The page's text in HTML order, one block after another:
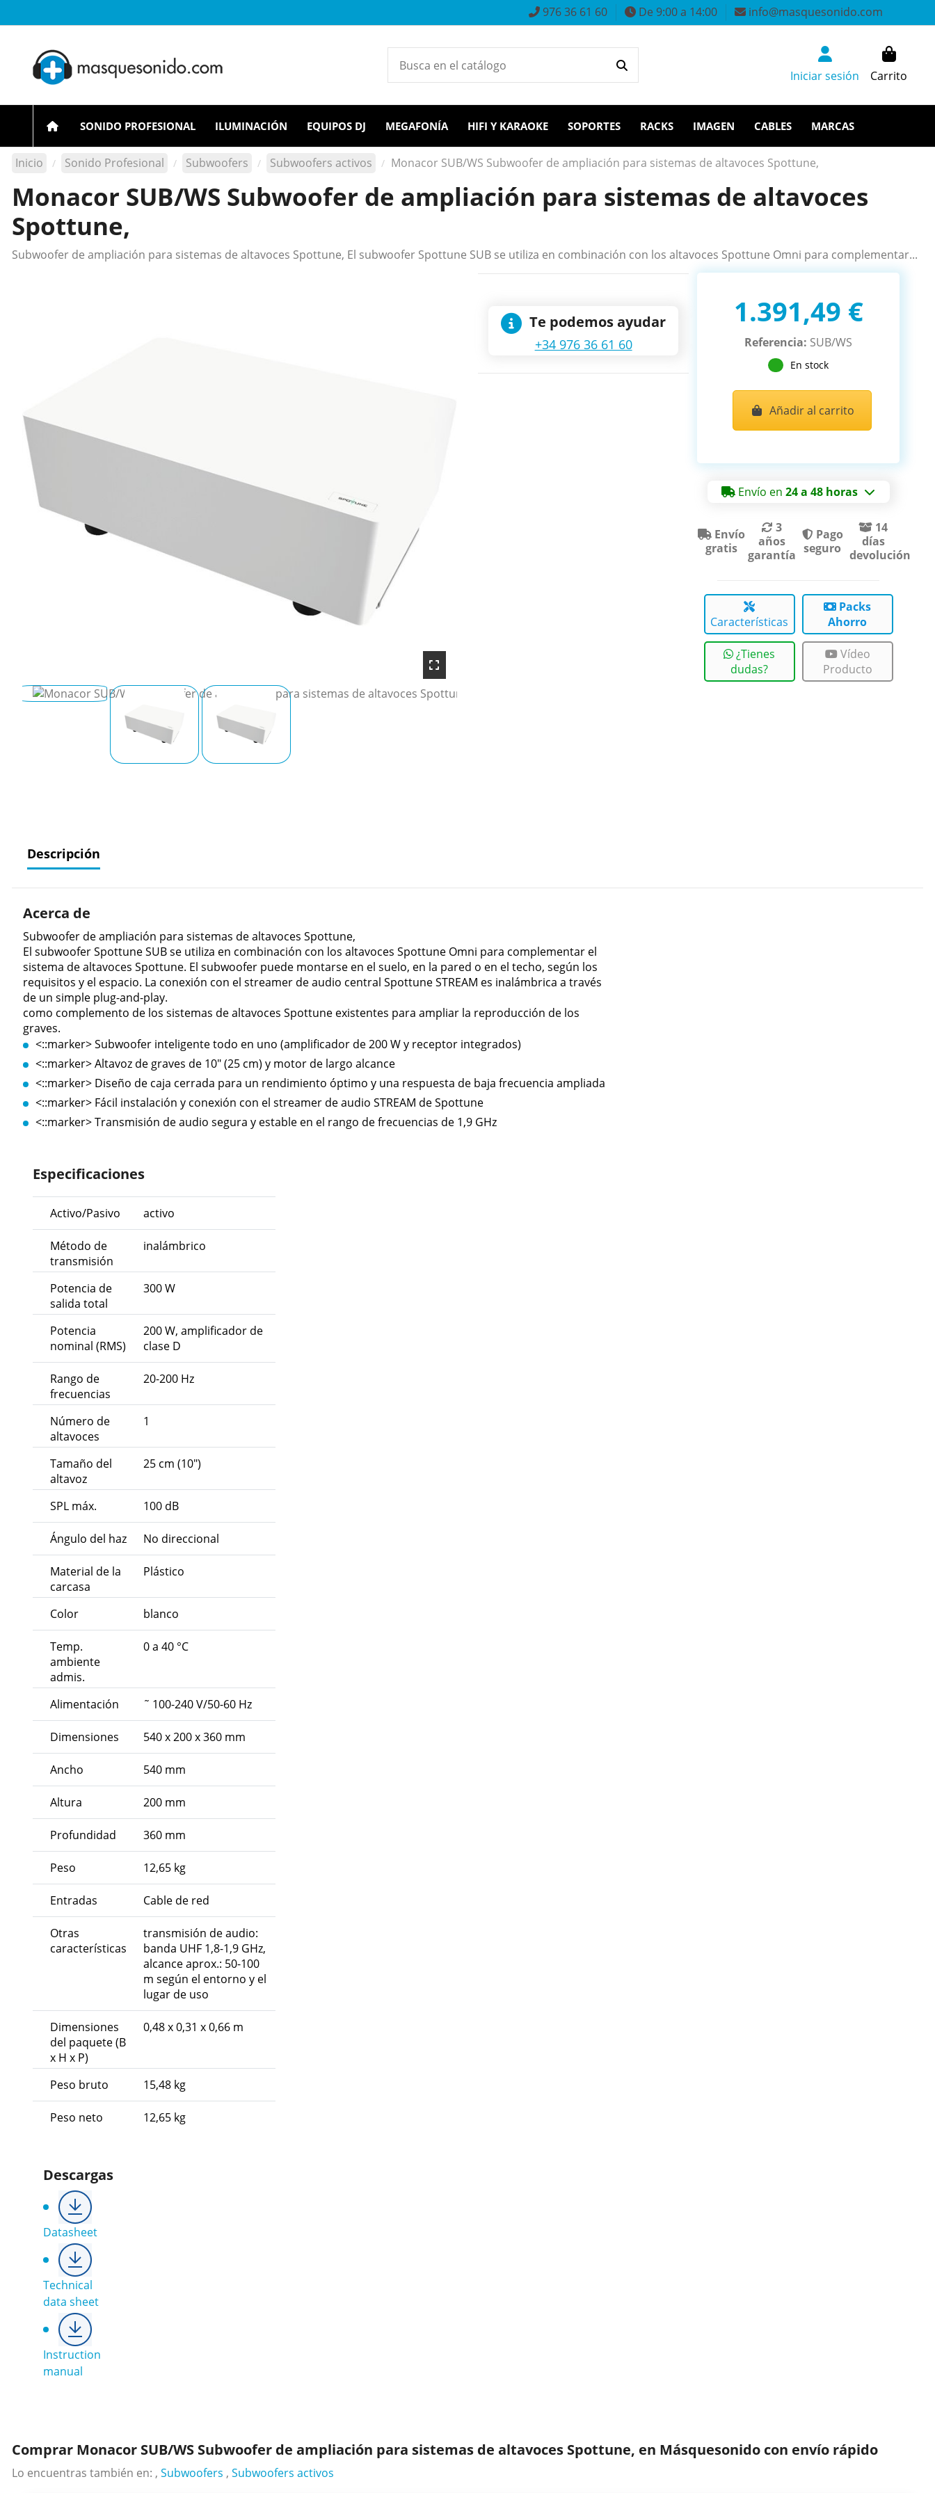
976 36 61 60 De 9:00 a 14:00 info@masquesonido.com
Iniciar sesión Carrito
SONIDO PROFESIONAL ILUMINACIÓN EQUIPOS DJ MEGAFONÍA HIFI Y KARAOKE SOPORTES RACKS IMAGEN CABLES MARCAS
Inicio Sonido Profesional Subwoofers Subwoofers activos Monacor SUB/WS Subwoofer de ampliación para sistemas de altavoces Spottune,
Monacor SUB/WS Subwoofer de ampliación para sistemas de altavoces
Spottune,
Subwoofer de ampliación para sistemas de altavoces Spottune, El subwoofer Spottune SUB se utiliza en combinación con los altavoces Spottune Omni para complementar...
Te podemos ayudar
+34 976 36 61 60
1.391,49 €
Referencia: SUB/WS
En stock
Añadir al carrito
Envío en24 a 48 horas
Envío
gratis
3
años
garantía
Pago
seguro
14
días
devolución
Características
Packs
Ahorro
¿Tienes
dudas?
Vídeo
Producto
Descripción
Acerca de
Subwoofer de ampliación para sistemas de altavoces Spottune,
El subwoofer Spottune SUB se utiliza en combinación con los altavoces Spottune Omni para complementar el
sistema de altavoces Spottune. El subwoofer puede montarse en el suelo, en la pared o en el techo, según los
requisitos y el espacio. La conexión con el streamer de audio central Spottune STREAM es inalámbrica a través
de un simple plug-and-play.
como complemento de los sistemas de altavoces Spottune existentes para ampliar la reproducción de los
graves.
<::marker>Subwoofer inteligente todo en uno (amplificador de 200 W y receptor integrados)
<::marker>Altavoz de graves de 10" (25 cm) y motor de largo alcance
<::marker> Diseño de caja cerrada para un rendimiento óptimo y una respuesta de baja frecuencia ampliada
<::marker> Fácil instalación y conexión con el streamer de audio STREAM de Spottune
<::marker>Transmisión de audio segura y estable en el rango de frecuencias de 1,9 GHz
Especificaciones
Activo/Pasivo activo
Método de
transmisión
inalámbrico
Potencia de
salida total
300 W
Potencia
nominal (RMS)
200 W, amplificador de
clase D
Rango de
frecuencias
20-200 Hz
Número de
altavoces
1
Tamaño del
altavoz
25 cm (10")
SPL máx. 100 dB
Ángulo del haz No direccional
Material de la
carcasa
Plástico
Color blanco
Temp.
ambiente
admis.
0 a 40 °C
Alimentación ˜ 100-240 V/50-60 Hz
Dimensiones 540 x 200 x 360 mm
Ancho 540 mm
Altura 200 mm
Profundidad 360 mm
Peso 12,65 kg
Entradas Cable de red
Otras
características
transmisión de audio:
banda UHF 1,8-1,9 GHz,
alcance aprox.: 50-100
m según el entorno y el
lugar de uso
Dimensiones
del paquete (B
x H x P)
0,48 x 0,31 x 0,66 m
Peso bruto 15,48 kg
Peso neto 12,65 kg
Descargas
Datasheet
Technical
data sheet
Instruction
manual
Comprar Monacor SUB/WS Subwoofer de ampliación para sistemas de altavoces Spottune, en Másquesonido con envío rápido
Lo encuentras también en: , Subwoofers , Subwoofers activos